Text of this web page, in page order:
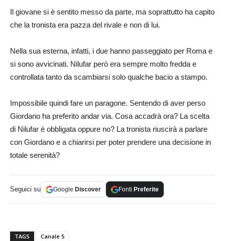
Il giovane si è sentito messo da parte, ma soprattutto ha capito
che la tronista era pazza del rivale e non di lui.
Nella sua esterna, infatti, i due hanno passeggiato per Roma e
si sono avvicinati. Nilufar però era sempre molto fredda e
controllata tanto da scambiarsi solo qualche bacio a stampo.
Impossibile quindi fare un paragone. Sentendo di aver perso
Giordano ha preferito andar via. Cosa accadrà ora? La scelta
di Nilufar è obbligata oppure no? La tronista riuscirà a parlare
con Giordano e a chiarirsi per poter prendere una decisione in
totale serenità?
Seguici su Google Discover Fonti Preferite
TAGS Canale 5